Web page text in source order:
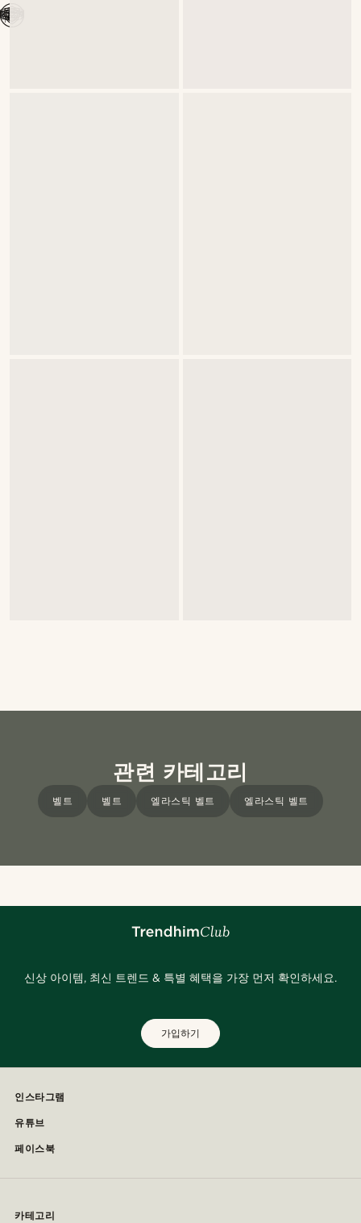
관련 카테고리
벨트 벨트 엘라스틱 벨트 엘라스틱 벨트
신상 아이템, 최신 트렌드 & 특별 혜택을 가장 먼저 확인하세요.
가입하기
인스타그램
유튜브
페이스북
카테고리